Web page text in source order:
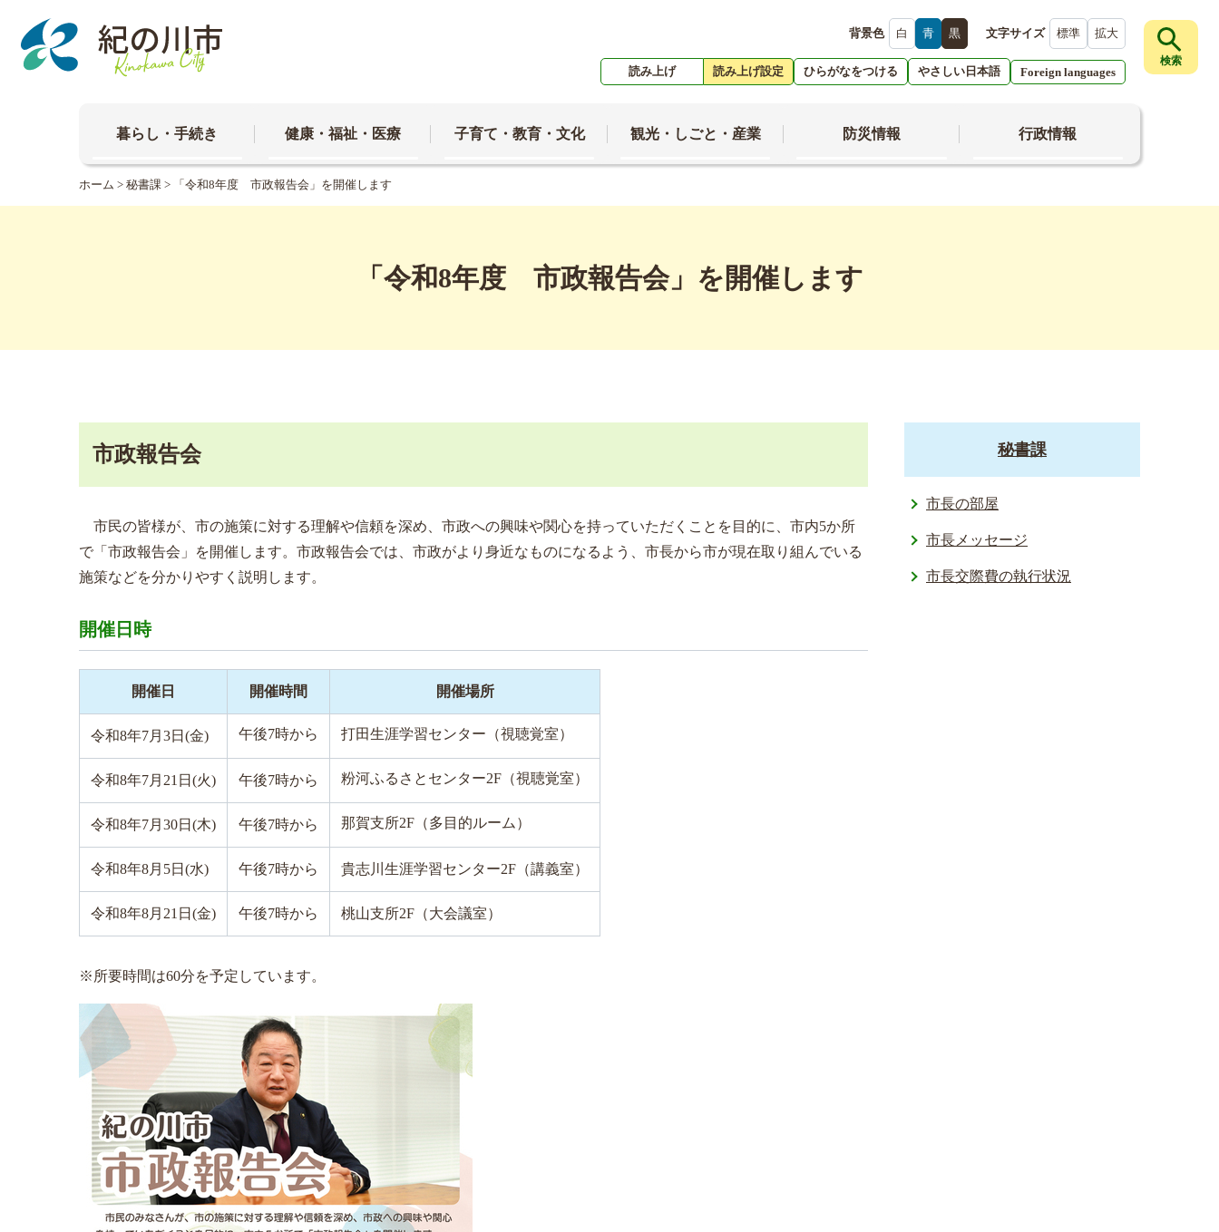
背景色 白 青 黒 文字サイズ 標準 拡大
読み上げ 読み上げ設定 ひらがなをつける やさしい日本語 Foreign languages
検索
暮らし・手続き 健康・福祉・医療 子育て・教育・文化 観光・しごと・産業 防災情報 行政情報
ホーム > 秘書課 > 「令和8年度 市政報告会」を開催します
「令和8年度 市政報告会」を開催します
市政報告会
市民の皆様が、市の施策に対する理解や信頼を深め、市政への興味や関心を持っていただくことを目的に、市内5か所
で「市政報告会」を開催します。市政報告会では、市政がより身近なものになるよう、市長から市が現在取り組んでいる
施策などを分かりやすく説明します。
開催日時
開催日 開催時間 開催場所
令和8年7月3日(金) 午後7時から 打田生涯学習センター（視聴覚室）
令和8年7月21日(火) 午後7時から 粉河ふるさとセンター2F（視聴覚室）
令和8年7月30日(木) 午後7時から 那賀支所2F（多目的ルーム）
令和8年8月5日(水) 午後7時から 貴志川生涯学習センター2F（講義室）
令和8年8月21日(金) 午後7時から 桃山支所2F（大会議室）
※所要時間は60分を予定しています。
秘書課
市長の部屋
市長メッセージ
市長交際費の執行状況